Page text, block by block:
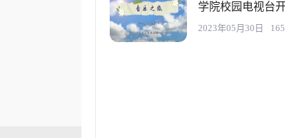
学院校园电视台
2023年05月30日